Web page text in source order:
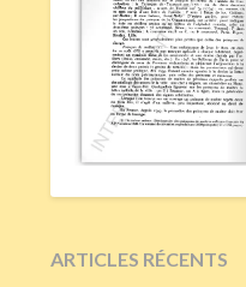
ARTICLES RÉCENTS